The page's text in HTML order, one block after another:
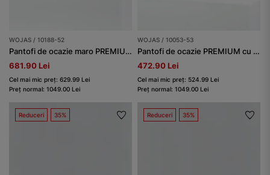
WOJAS / 10188-52
Pantofi de ocazie maro PREMIUM cu brogue
681.90 Lei
Cel mai mic preț: 629.99 Lei
Preț normal: 1049.00 Lei
WOJAS / 10053-53
Pantofi de ocazie PREMIUM cu talpă din piele bărbați
472.90 Lei
Cel mai mic preț: 524.99 Lei
Preț normal: 1049.00 Lei
Reduceri 35% Reduceri 35%